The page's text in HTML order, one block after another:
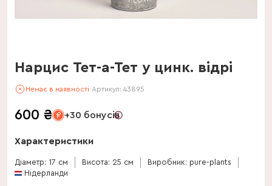
Нарцис Тет-а-Тет у цинк. відрі
Немає в наявності Артикул: 43895
600 ₴ +30 бонусів
Характеристики
Діаметр: 17 см Висота: 25 см
Виробник: pure-plants
Нідерланди